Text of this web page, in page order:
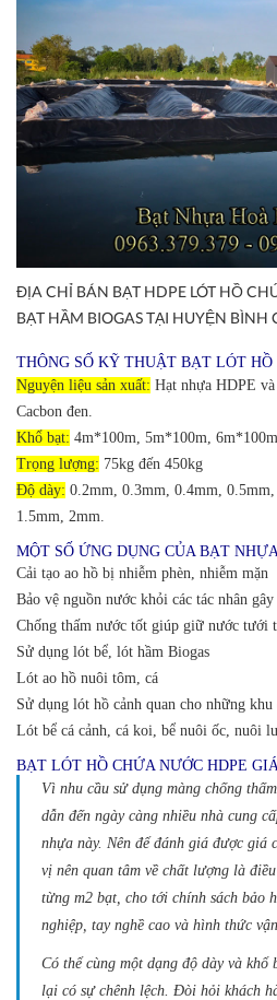
ĐỊA CHỈ BÁN BẠT HDPE LÓT HỒ
BẠT HẦM BIOGAS TẠI HUYỆN
THÔNG SỐ KỸ THUẬT BẠT LÓT HỒ
Nguyện liệu sản xuất: Hạt nhựa HDPE
Cacbon đen.
Khổ bạt: 4m*100m, 5m*100m,
Trọng lượng: 75kg đến 450kg
Độ dày: 0.2mm, 0.3mm, 0.4mm,
1.5mm, 2mm.
MỘT SỐ ỨNG DỤNG CỦA BẠT
Cải tạo ao hồ bị nhiễm phèn, nhiễm mặn
Bảo vệ nguồn nước khỏi các tác nhân
Chống thấm nước tốt giúp giữ nước tưới
Sử dụng lót bể, lót hầm Biogas
Lót ao hồ nuôi tôm, cá
Sử dụng lót hồ cảnh quan cho những
Lót bể cá cảnh, cá koi, bể nuôi ốc, nuôi
BẠT LÓT HỒ CHỨA NƯỚC HDPE
Vì nhu cầu sử dụng màng chống
dẫn đến ngày càng nhiều nhà cung
nhựa này. Nên để đánh giá được giá
vị nên quan tâm về chất lượng là
từng m2 bạt, cho tới chính sách bảo
nghiệp, tay nghề cao và hình thức
Có thể cùng một dạng độ dày và
lại có sự chênh lệch. Đòi hỏi khách